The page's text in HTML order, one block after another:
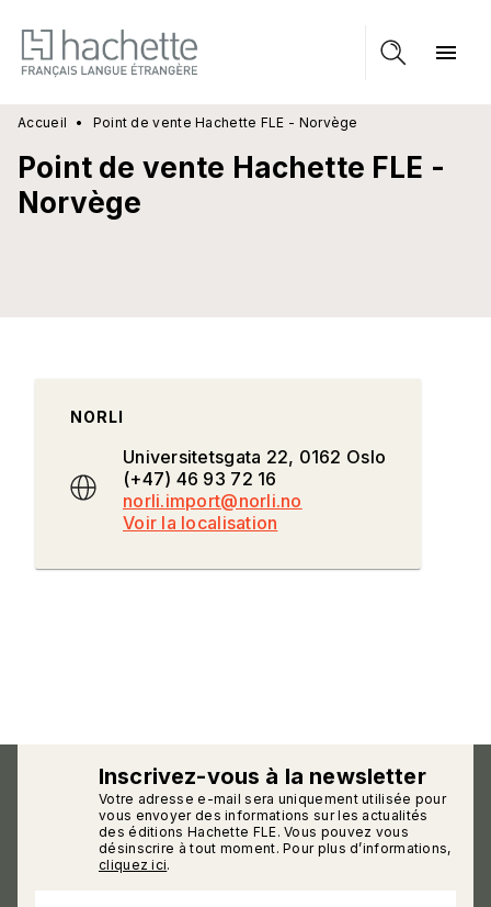
MENU RECHERCHE
CONTENU
PIED DE PAGE
menu
Accueil • Point de vente Hachette FLE - Norvège
Point de vente Hachette FLE -
Norvège
NORLI
Universitetsgata 22, 0162 Oslo
(+47) 46 93 72 16
norli.import@norli.no
Voir la localisation
Inscrivez-vous à la newsletter
Votre adresse e-mail sera uniquement utilisée pour
vous envoyer des informations sur les actualités
des éditions Hachette FLE. Vous pouvez vous
désinscrire à tout moment. Pour plus d’informations,
cliquez ici.